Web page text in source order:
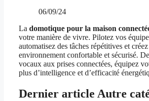
06/09/24
La domotique pour la maison
votre manière de vivre. Pilotez vos
automatisez des tâches répétitives et
environnement confortable et sécurisé.
vocaux aux prises connectées, équipez
plus d’intelligence et d’efficacité
Dernier article Autre